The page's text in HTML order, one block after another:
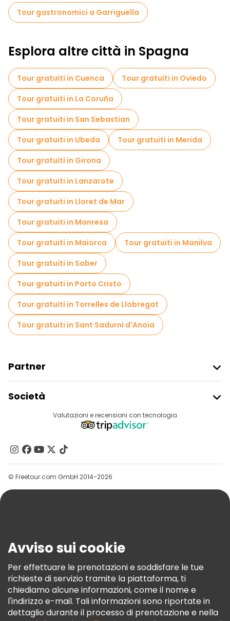
Tour gastronomici a Garriguella
Esplora altre città in Spagna
Tour gratuiti in Cuenca
Tour gratuiti in Oviedo
Tour gratuiti in La Coruña
Tour gratuiti in San Sebastian
Tour gratuiti in Ubeda
Tour gratuiti in Merida
Tour gratuiti in Girona
Tour gratuiti in Lanzarote
Tour gratuiti in Lloret de Mar
Tour gratuiti in Manresa
Tour gratuiti in Maiorca
Tour gratuiti in Manilva
Tour gratuiti in Sober
Tour gratuiti in Porto Cristo
Tour gratuiti in Torrelles de Llobregat
Tour gratuiti in Sant Sadurní d'Anoia
Partner
Accesso Del Fornitore
Programma Di Affiliazione
Società
Destinazioni
Contattaci
Gruppi
Aiuto
Termini E Condizioni
Informativa Sui Cookie
Freetour Premi
Programma Di Fidelizzazione
Valutazioni e recensioni con tecnologia
© Freetour.com GmbH 2014-2026
Avviso sui cookie
Per effettuare le prenotazioni e soddisfare le tue
richieste di servizio tramite la piattaforma, ti
chiediamo alcune informazioni, come il nome e
l'indirizzo e-mail. Tali informazioni sono riportate in
dettaglio durante il processo di prenotazione e nella